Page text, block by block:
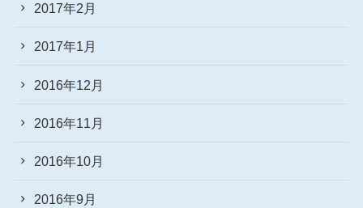
2017年2月
2017年1月
2016年12月
2016年11月
2016年10月
2016年9月